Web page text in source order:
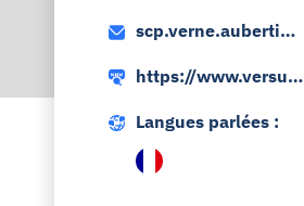
scp.verne.aubertin
https://www.versus-
Langues parlées :